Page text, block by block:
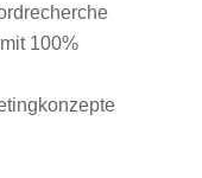
100%